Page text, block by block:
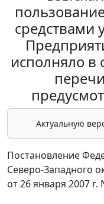
средствами
исполняло в
Актуальную
Постановление
Северо-Западного
от 26 января 2007